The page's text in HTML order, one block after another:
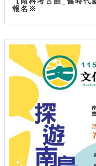
報名※